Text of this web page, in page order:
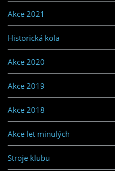
Akce 2021
Historická kola
Akce 2020
Akce 2019
Akce 2018
Akce let minulých
Stroje klubu